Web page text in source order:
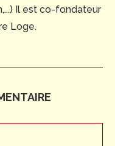
Il est co-fondateur
Loge.